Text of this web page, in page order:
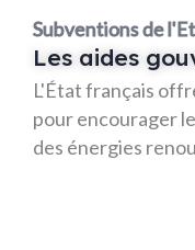
Subventions de
Les aides
L'État français
pour encourager
des énergies